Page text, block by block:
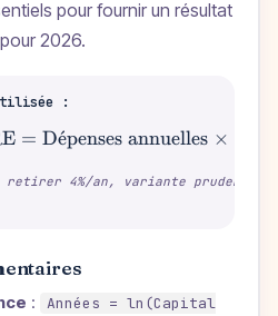
pour fournir un résultat
2026.
:
\text{Capital
= De
ˊpenses annuelles × 25 (r
retirer 4%/an, variante prudente :
:
Années = ln(Capital